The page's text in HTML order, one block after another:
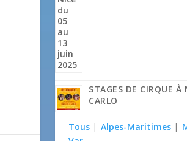
STAGES DE CIRQUE À
CARLO
Tous | Alpes-Maritimes |